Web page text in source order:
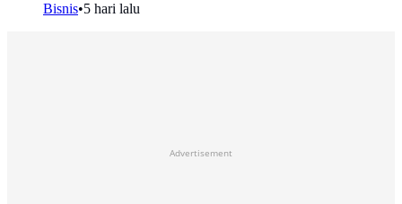
Bisnis•5 hari lalu
Advertisement